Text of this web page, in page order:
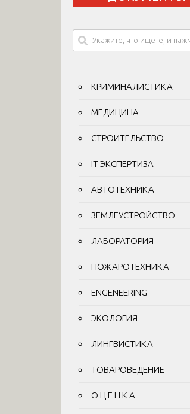
КРИМИНАЛИСТИКА
МЕДИЦИНА
СТРОИТЕЛЬСТВО
IT ЭКСПЕРТИЗА
АВТОТЕХНИКА
ЗЕМЛЕУСТРОЙСТВО
ЛАБОРАТОРИЯ
ПОЖАРОТЕХНИКА
ENGENEERING
ЭКОЛОГИЯ
ЛИНГВИСТИКА
ТОВАРОВЕДЕНИЕ
О Ц Е Н К А